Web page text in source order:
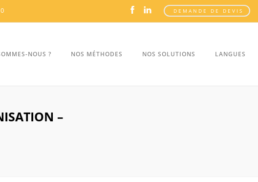
DEMANDE DE DEVIS
NOUS ? NOS MÉTHODES NOS SOLUTIONS LANGUES
–